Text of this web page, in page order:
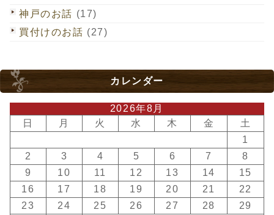
神戸のお話 (17)
買付けのお話 (27)
カレンダー
2026年8月
日
月 火 水 木 金 土
1
2
3 4 5 6 7
8
9
10 11 12 13 14
15
16
17 18 19 20 21
22
23
24 25 26 27 28
29